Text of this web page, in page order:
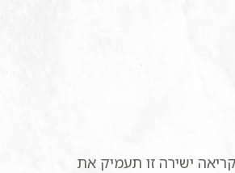
ישירה זו תעמיק את